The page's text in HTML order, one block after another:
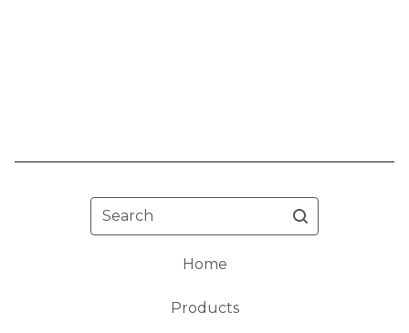
Search
Home
Products